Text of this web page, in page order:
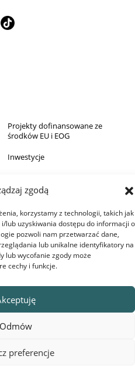
zgodą
korzystamy z technologii, takich jak
lub uzyskiwania dostępu do informacji o
pozwoli nam przetwarzać dane,
lub unikalne identyfikatory na
lub wycofanie zgody może
cechy i funkcje.
Odmów
preferencje
Projekty dofinansowane ze
środków EU i EOG
Inwestycje
Zamówienia publiczne
RODO
Deklaracja dostępności
Aula Nova
Jana Paderewskiego w
z aktualnymi ustawieniami